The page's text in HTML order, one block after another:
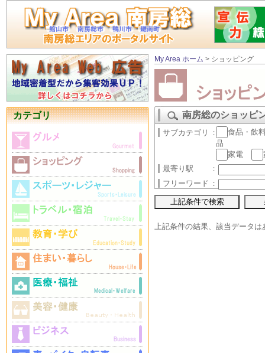
カテゴリ
My Area ホーム > ショッピング
南房総のショッピ
サブカテゴリ ：
食品・飲
品
家電
最寄り駅
：
フリーワード ：
上記条件の結果、該当データは